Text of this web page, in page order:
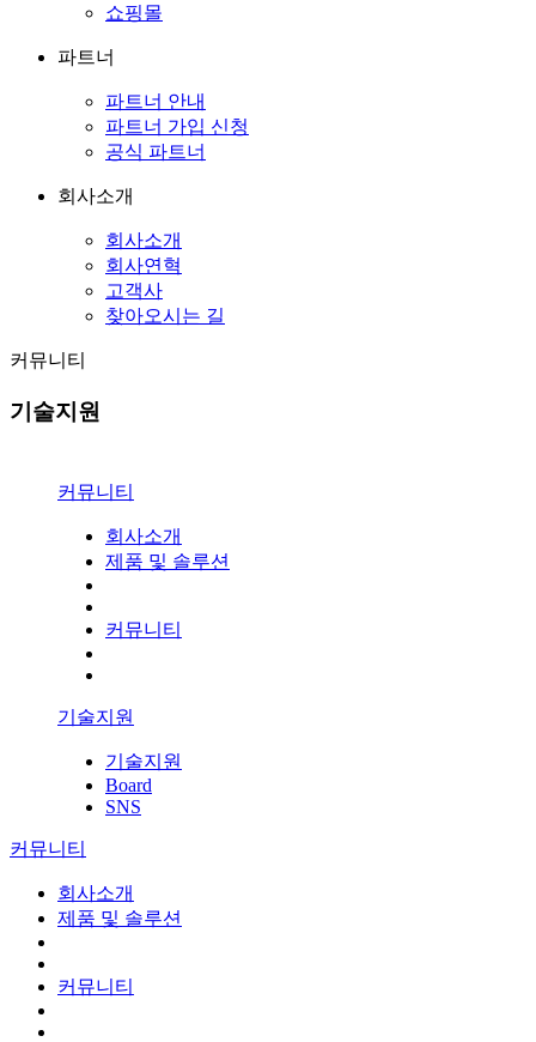
쇼핑몰
파트너
파트너 안내
파트너 가입 신청
공식 파트너
회사소개
회사소개
회사연혁
고객사
찾아오시는 길
커뮤니티
기술지원
커뮤니티
회사소개
제품 및 솔루션
커뮤니티
기술지원
기술지원
Board
SNS
커뮤니티
회사소개
제품 및 솔루션
커뮤니티